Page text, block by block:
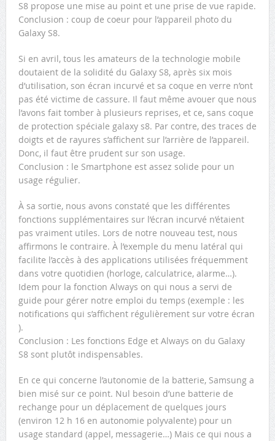
S8 propose une mise au point et une prise de vue rapide.
Conclusion : coup de coeur pour l’appareil photo du
Galaxy S8.
Si en avril, tous les amateurs de la technologie mobile
doutaient de la solidité du Galaxy S8, après six mois
d’utilisation, son écran incurvé et sa coque en verre n’ont
pas été victime de cassure. Il faut même avouer que nous
l’avons fait tomber à plusieurs reprises, et ce, sans coque
de protection spéciale galaxy s8. Par contre, des traces de
doigts et de rayures s’affichent sur l’arrière de l’appareil.
Donc, il faut être prudent sur son usage.
Conclusion : le Smartphone est assez solide pour un
usage régulier.
À sa sortie, nous avons constaté que les différentes
fonctions supplémentaires sur l’écran incurvé n’étaient
pas vraiment utiles. Lors de notre nouveau test, nous
affirmons le contraire. À l’exemple du menu latéral qui
facilite l’accès à des applications utilisées fréquemment
dans votre quotidien (horloge, calculatrice, alarme…).
Idem pour la fonction Always on qui nous a servi de
guide pour gérer notre emploi du temps (exemple : les
notifications qui s’affichent régulièrement sur votre écran
).
Conclusion : Les fonctions Edge et Always on du Galaxy
S8 sont plutôt indispensables.
En ce qui concerne l’autonomie de la batterie, Samsung a
bien misé sur ce point. Nul besoin d’une batterie de
rechange pour un déplacement de quelques jours
(environ 12 h 16 en autonomie polyvalente) pour un
usage standard (appel, messagerie…) Mais ce qui nous a